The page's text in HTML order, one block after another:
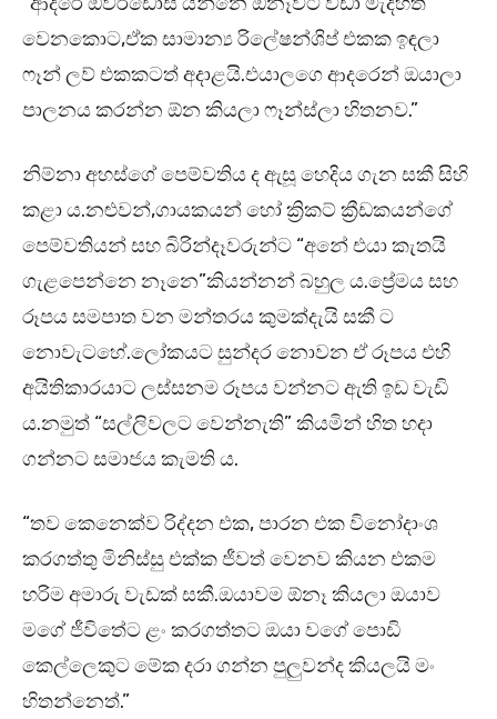
වෙනකොට,ඒක සාමාන්‍ය රිලේෂන්ශිප් එකක ඉඳලා
ෆෑන් ලව් එකකටත් අදාළයි.එයාලගෙ ආදරෙන් ඔයාලා
පාලනය කරන්න ඕන කියලා ෆෑන්ස්ලා හිතනව.”
නිම්නා අහස්ගේ පෙම්වතිය ද ඇසූ හෙදිය ගැන සකී සිහි
කළා ය.නළුවන්,ගායකයන් හෝ ක්‍රිකට් ක්‍රීඩකයන්ගේ
පෙම්වතියන් සහ බිරින්දෑවරුන්ට “අනේ එයා කැතයි
ගැළපෙන්නෙ නෑනෙ”කියන්නන් බහුල ය.ප්‍රේමය සහ
රූපය සමපාත වන මන්තරය කුමක්දැයි සකී ට
නොවැටහේ.ලෝකයට සුන්දර නොවන ඒ රූපය එහි
අයිතිකාරයාට ලස්සනම රූපය වන්නට ඇති ඉඩ වැඩි
ය.නමුත් “සල්ලිවලට වෙන්නැති” කියමින් හිත හදා
ගන්නට සමාජය කැමති ය.
“තව කෙනෙක්ව රිද්දන එක, පාරන එක විනෝදාංශ
කරගත්තු මිනිස්සු එක්ක ජීවත් වෙනව කියන එකම
හරිම අමාරු වැඩක් සකී.ඔයාවම ඕනෑ කියලා ඔයාව
මගේ ජීවිතේට ළං කරගත්තට ඔයා වගේ පොඩි
කෙල්ලෙකුට මේක දරා ගන්න පුලුවන්ද කියලයි මං
හිතන්නෙත්.”